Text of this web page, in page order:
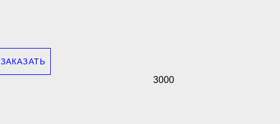
ЗАКАЗАТЬ
3000